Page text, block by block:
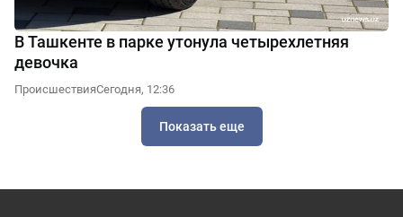
В Ташкенте в парке утонула четырехлетняя
девочка
ПроисшествияСегодня, 12:36
Показать еще